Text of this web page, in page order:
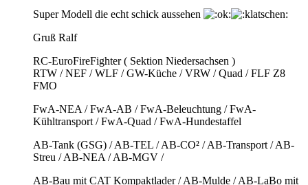
Super Modell die echt schick aussehen
Gruß Ralf
RC-EuroFireFighter ( Sektion Niedersachsen )
RTW / NEF / WLF / GW-Küche / VRW / Quad / FLF Z8
FMO
FwA-NEA / FwA-AB / FwA-Beleuchtung / FwA-
Kühltransport / FwA-Quad / FwA-Hundestaffel
AB-Tank (GSG) / AB-TEL / AB-CO² / AB-Transport / AB-
Streu / AB-NEA / AB-MGV /
AB-Bau mit CAT Kompaktlader / AB-Mulde / AB-LaBo mit